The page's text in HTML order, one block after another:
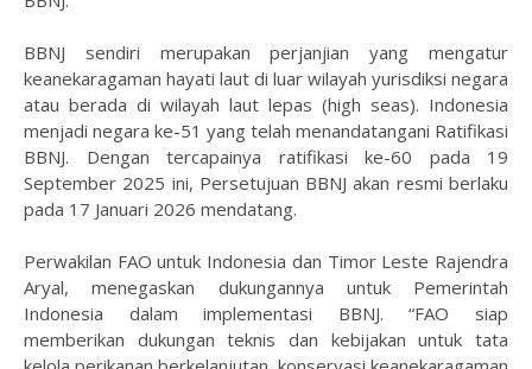
BBNJ sendiri merupakan perjanjian yang mengatur
keanekaragaman hayati laut di luar wilayah yurisdiksi negara
atau berada di wilayah laut lepas (high seas). Indonesia
menjadi negara ke-51 yang telah menandatangani Ratifikasi
BBNJ. Dengan tercapainya ratifikasi ke-60 pada 19
September 2025 ini, Persetujuan BBNJ akan resmi berlaku
pada 17 Januari 2026 mendatang.
Perwakilan FAO untuk Indonesia dan Timor Leste Rajendra
Aryal, menegaskan dukungannya untuk Pemerintah
Indonesia dalam implementasi BBNJ. “FAO siap
memberikan dukungan teknis dan kebijakan untuk tata